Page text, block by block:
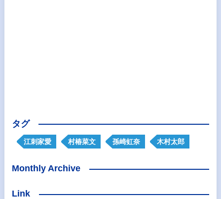
タグ
江刺家愛 村椿菜文 孫崎虹奈 木村太郎
Monthly Archive
Link